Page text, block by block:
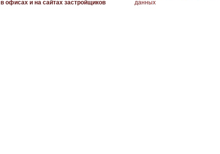
в офисах и на сайтах застройщиков
данных